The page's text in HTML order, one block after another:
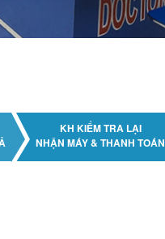
KH KIỂM TRA LẠI
NHẬN MÁY & THANH TOÁN